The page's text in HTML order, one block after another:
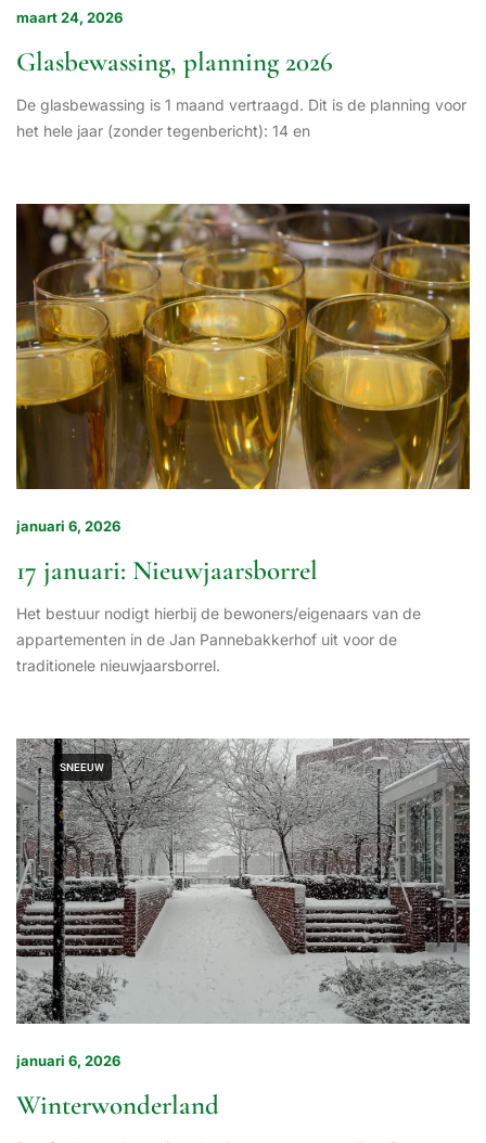
maart 24, 2026
Glasbewassing, planning 2026
De glasbewassing is 1 maand vertraagd. Dit is de planning voor
het hele jaar (zonder tegenbericht): 14 en
januari 6, 2026
17 januari: Nieuwjaarsborrel
Het bestuur nodigt hierbij de bewoners/eigenaars van de
appartementen in de Jan Pannebakkerhof uit voor de
traditionele nieuwjaarsborrel.
SNEEUW
januari 6, 2026
Winterwonderland